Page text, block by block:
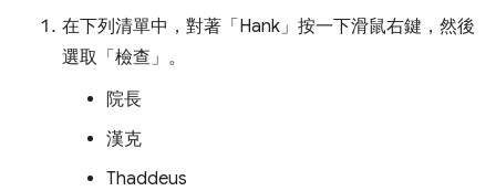
在下列清單中，對著「Hank」 按一下滑鼠右鍵，然後
選取「檢查」 。
院長
漢克
Thaddeus